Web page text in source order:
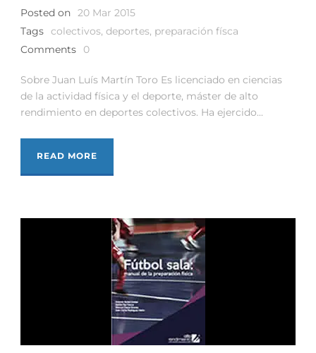
Posted on 20 Mar 2015
Tags colectivos, deportes, preparación físca
Comments
0
Sobre Juan Luís Martín Toro Es licenciado en ciencias
de la actividad física y el deporte, máster de alto
rendimiento en deportes colectivos. Ha ejercido...
READ MORE